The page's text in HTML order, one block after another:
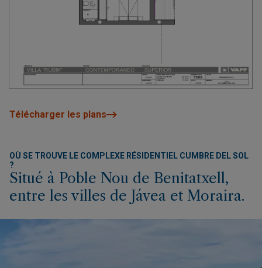
Télécharger les plans
OÙ SE TROUVE LE COMPLEXE RÉSIDENTIEL CUMBRE DEL SOL
?
Situé à Poble Nou de Benitatxell,
entre les villes de Jávea et Moraira.